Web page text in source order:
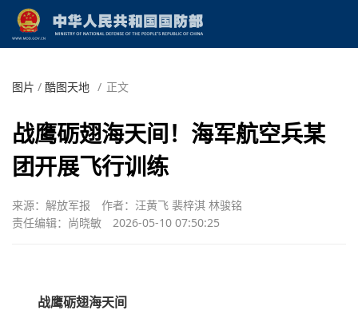
图片 / 酷图天地 / 正文
战鹰砺翅海天间！海军航空兵某
团开展飞行训练
来源：解放军报
作者：汪黄飞 裴梓淇 林骏铭
责任编辑：尚晓敏
2026-05-10 07:50:25
战鹰砺翅海天间